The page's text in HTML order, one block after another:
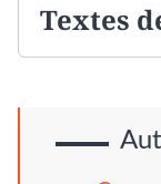
Textes